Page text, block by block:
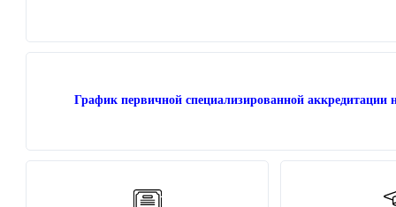
График первичной специализированной аккредитации